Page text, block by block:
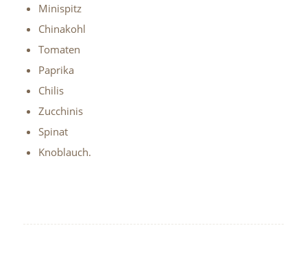
Minispitz
Chinakohl
Tomaten
Paprika
Chilis
Zucchinis
Spinat
Knoblauch.